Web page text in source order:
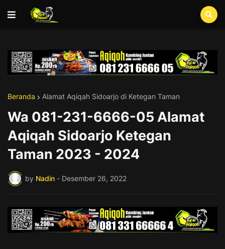
Beranda Alamat Aqiqah Sidoarjo di Ketegan Taman
Wa 081-231-6666-05 Alamat
Aqiqah Sidoarjo Ketegan
Taman 2023 - 2024
by Nadin - Desember 26, 2022